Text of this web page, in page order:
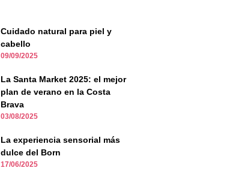
Cuidado natural para piel y
cabello
09/09/2025
La Santa Market 2025: el mejor
plan de verano en la Costa
Brava
03/08/2025
La experiencia sensorial más
dulce del Born
17/06/2025